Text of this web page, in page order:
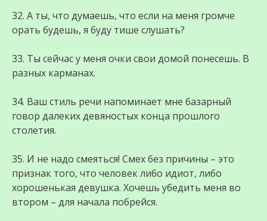
32. А ты, что думаешь, что если на меня громче
орать будешь, я буду тише слушать?
33. Ты сейчас у меня очки свои домой понесешь. В
разных карманах.
34. Ваш стиль речи напоминает мне базарный
говор далеких девяностых конца прошлого
столетия.
35. И не надо смеяться! Смех без причины – это
признак того, что человек либо идиот, либо
хорошенькая девушка. Хочешь убедить меня во
втором – для начала побрейся.